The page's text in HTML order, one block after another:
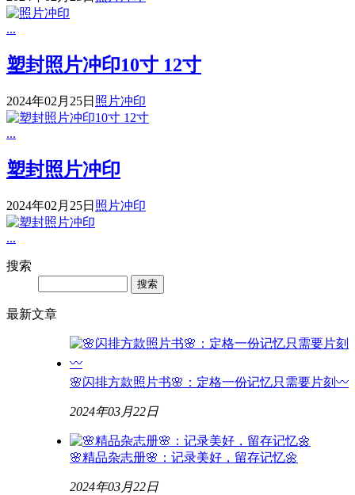
...
塑封照片冲印10寸 12寸
2024年02月25日 照片冲印
...
塑封照片冲印
2024年02月25日 照片冲印
...
搜索
最新文章
🌸闪排方款照片书🌸：定格一份记忆只需要片刻〰️
2024年03月22日
🌸精品杂志册🌸：记录美好，留存记忆🌼
2024年03月22日